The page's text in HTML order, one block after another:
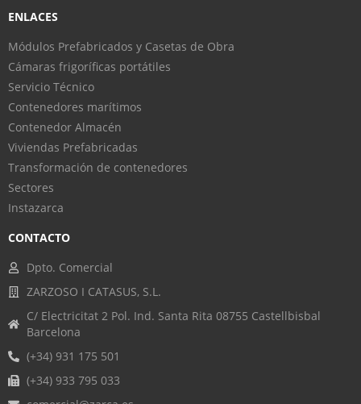
ENLACES
Módulos Prefabricados y Casetas de Obra
Cámaras frigoríficas portátiles
Servicio Técnico
Contenedores marítimos
Contenedor Almacén
Viviendas Prefabricadas
Transformación de contenedores
Sectores
Instazarca
CONTACTO
Dpto. Comercial
ZARZOSO I CATASUS, S.L.
C/ Electricitat 2 Pol. Ind. Santa Rita 08755 Castellbisbal
Barcelona
(+34) 931 175 501
(+34) 933 795 033